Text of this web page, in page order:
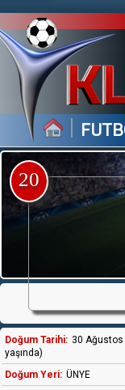
|
20
Doğum Tarihi: 30 Ağustos
yaşında)
Doğum Yeri: ÜNYE